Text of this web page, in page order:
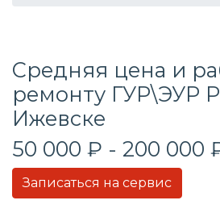
Средняя цена и
ремонту ГУР\ЭУР
Ижевске
50 000 ₽ - 200 000
Записаться на сервис